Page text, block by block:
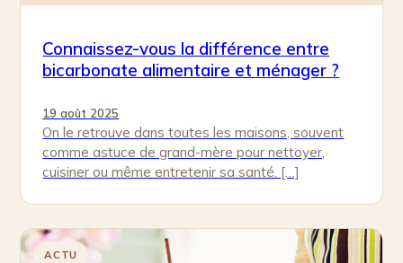
Connaissez-vous la différence entre
bicarbonate alimentaire et ménager ?
19 août 2025
On le retrouve dans toutes les maisons, souvent
comme astuce de grand-mère pour nettoyer,
cuisiner ou même entretenir sa santé. […]
ACTU